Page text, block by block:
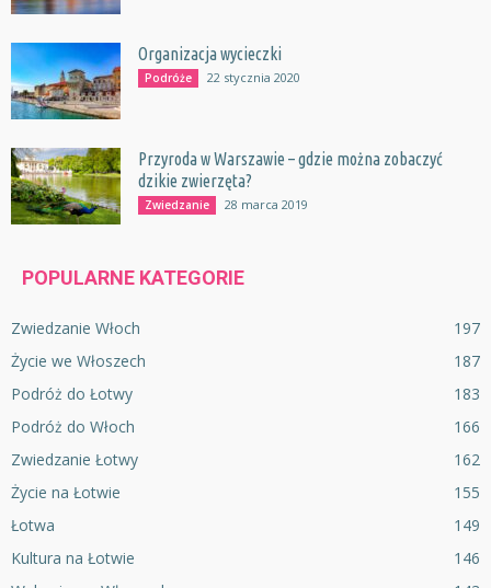
Organizacja wycieczki
Podróże 22 stycznia 2020
Przyroda w Warszawie – gdzie można zobaczyć
dzikie zwierzęta?
Zwiedzanie 28 marca 2019
POPULARNE KATEGORIE
Zwiedzanie Włoch
197
Życie we Włoszech
187
Podróż do Łotwy
183
Podróż do Włoch
166
Zwiedzanie Łotwy
162
Życie na Łotwie
155
Łotwa
149
Kultura na Łotwie
146